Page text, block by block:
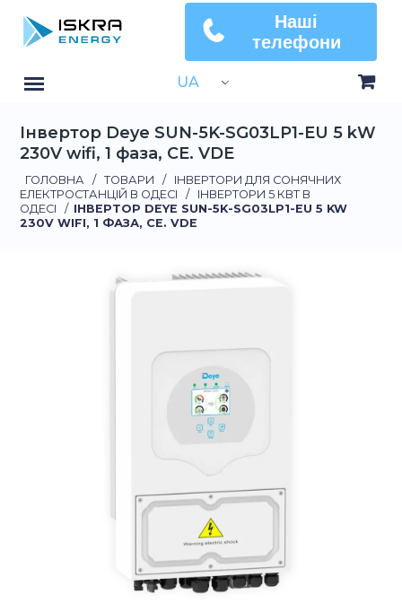
Наші
телефони
UA
Інвертор Deye SUN-5K-SG03LP1-EU 5 kW
230V wifi, 1 фаза, CE. VDE
ГОЛОВНА / ТОВАРИ /
ІНВЕРТОРИ ДЛЯ СОНЯЧНИХ
ЕЛЕКТРОСТАНЦІЙ В ОДЕСІ
/
ІНВЕРТОРИ 5 КВТ В
ОДЕСІ
/ ІНВЕРТОР DEYE SUN-5K-SG03LP1-EU 5 KW
230V WIFI, 1 ФАЗА, CE. VDE